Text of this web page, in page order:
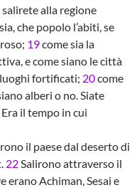
alla regione
che popolo l’abiti, se
19come sia la
e come siano le città
fortificati; 20come
alberi o no. Siate
il tempo in cui
il paese dal deserto di
22Salirono attraverso il
erano Achiman, Sesai e